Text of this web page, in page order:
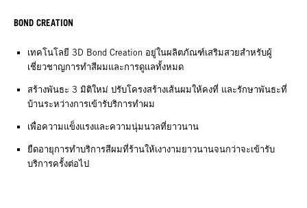
BOND CREATION
เทคโนโลยี 3D Bond Creation อยู่ในผลิตภัณฑ์เสริมสวยสำหรับผู้
เชี่ยวชาญการทำสีผมและการดูแลทั้งหมด
สร้างพันธะ 3 มิติใหม่ ปรับโครงสร้างเส้นผมให้คงที่ และรักษาพันธะที่
บ้านระหว่างการเข้ารับริการทำผม
เพื่อความแข็งแรงและความนุ่มนวลที่ยาวนาน
ยืดอายุการทำบริการสีผมที่ร้านให้เงางามยาวนานจนกว่าจะเข้ารับ
บริการครั้งต่อไป